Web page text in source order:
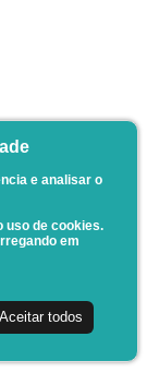
e analisar o
uso de cookies.
em
Aceitar todos